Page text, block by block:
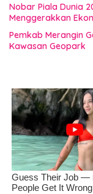
Nobar Piala Dunia
Menggerakkan
Pemkab Merangin
Kawasan Geopark